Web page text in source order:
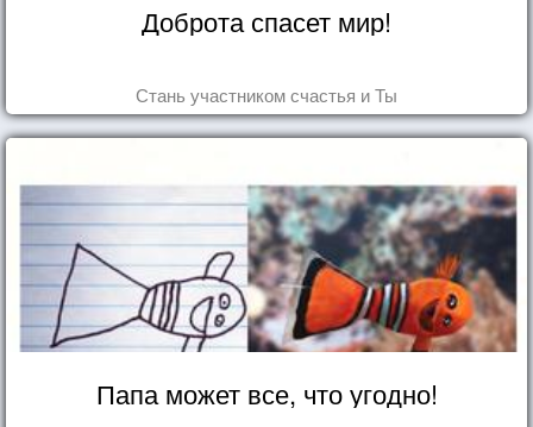
Доброта спасет мир!
Стань участником счастья и Ты
Папа может все, что угодно!